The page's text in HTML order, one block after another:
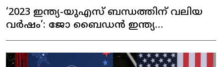
‘2023 ഇന്ത്യ-യുഎസ് ബന്ധത്തിന് വലിയ
വർഷം’: ജോ ബൈഡൻ ഇന്ത്യ
സന്ദർശിച്ചേക്കും